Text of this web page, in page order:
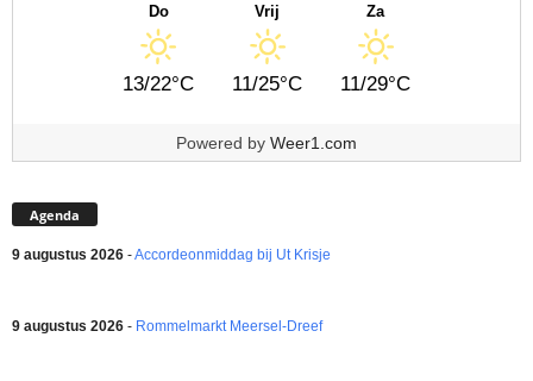
Do
13/22°C
Vrij
11/25°C
Za
11/29°C
Powered by Weer1.com
Agenda
9 augustus 2026 -Accordeonmiddag bij Ut Krisje
9 augustus 2026 - Rommelmarkt Meersel-Dreef